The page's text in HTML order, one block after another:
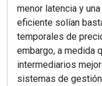
menor latencia y
eficiente solían
temporales de
embargo, a medida
intermediarios
sistemas de